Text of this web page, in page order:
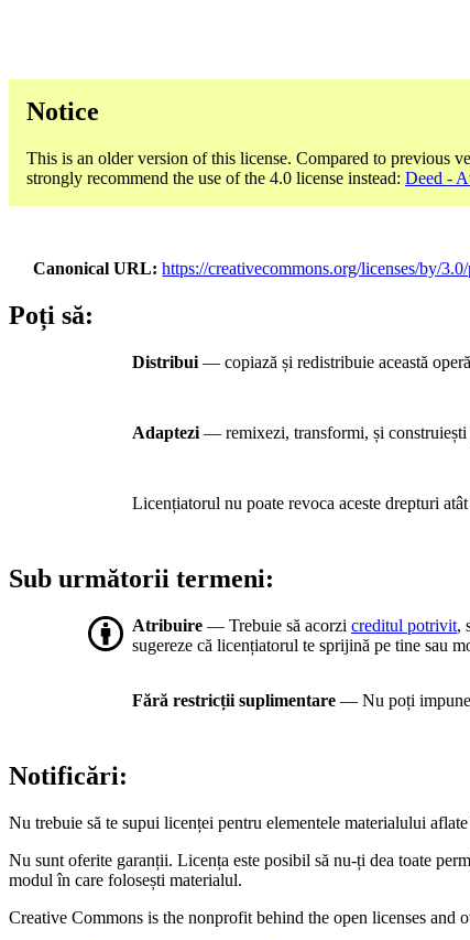
Notice
This is an older version of this license. Compared to previous
strongly recommend the use of the 4.0 license instead: Deed -
Canonical URL https://creativecommons.org/licenses/by/
Poți să:
Distribui — copiază și redistribuie această
Adaptezi — remixezi, transformi, și construiești
Licențiatorul nu poate revoca aceste drepturi
Sub următorii termeni:
Atribuire — Trebuie să acorzi creditul potrivit,
sugereze că licențiatorul te sprijină pe tine sau
Fără restricții suplimentare — Nu poți
Notificări:
Nu trebuie să te supui licenței pentru elementele materialului
Nu sunt oferite garanții. Licența este posibil să nu-ți dea toate
modul în care folosești materialul.
Creative Commons is the nonprofit behind the open licenses and